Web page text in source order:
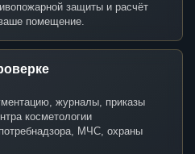
защиты и расчёт
помещение.
журналы, приказы
косметологии
МЧС, охраны